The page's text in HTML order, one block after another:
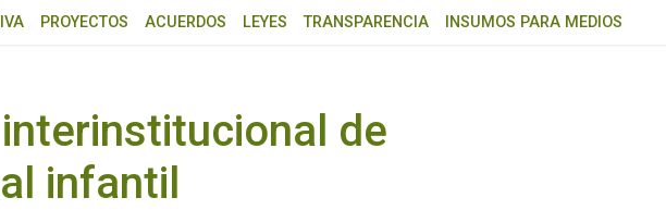
PROYECTOS ACUERDOS LEYES TRANSPARENCIA INSUMOS PARA MEDIOS
de
infantil